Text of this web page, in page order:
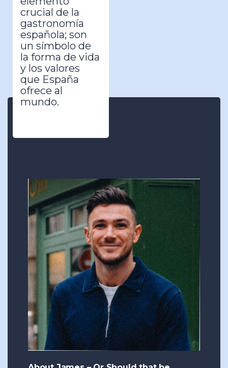
crucial de la
gastronomía
española; son
un símbolo de
la forma de vida
y los valores
que España
ofrece al
mundo.